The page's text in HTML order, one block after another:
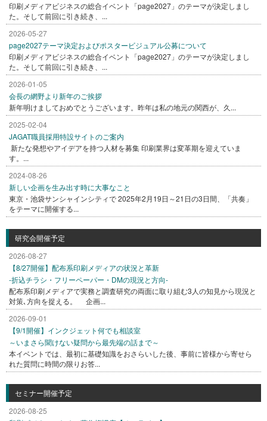
印刷メディアビジネスの総合イベント「page2027」のテーマが決定しまし
た。そして前回に引き続き、...
2026-05-27
page2027テーマ決定およびポスタービジュアル公募について
印刷メディアビジネスの総合イベント「page2027」のテーマが決定しまし
た。そして前回に引き続き、...
2026-01-05
会長の網野より新年のご挨拶
新年明けましておめでとうございます。昨年は私の地元の関西が、久...
2025-02-04
JAGAT職員採用特設サイトのご案内
新たな発想やアイデアを持つ人材を募集 印刷業界は変革期を迎えていま
す。...
2024-08-26
新しい企画を生み出す時に大事なこと
東京・池袋サンシャインシティで 2025年2月19日～21日の3日間、「共奏」
をテーマに開催する...
研究会開催予定
2026-08-27
【8/27開催】配布系印刷メディアの状況と革新
-折込チラシ・フリーペーパー・DMの現況と方向-
配布系印刷メディアで実務と調査研究の両面に取り組む3人の知見から現況と
対策､方向を捉える。 企画...
2026-09-01
【9/1開催】インクジェット何でも相談室
～いまさら聞けない疑問から最先端の話まで～
本イベントでは、最初に基礎知識をおさらいした後、事前に皆様から寄せら
れた質問に時間の限りお答...
セミナー開催予定
2026-08-25